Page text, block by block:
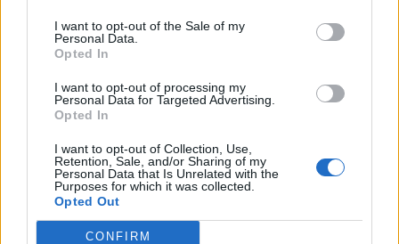
I want to opt-out of the Sale of my
Personal Data.
Opted In
I want to opt-out of processing my
Personal Data for Targeted Advertising.
Opted In
I want to opt-out of Collection, Use,
Retention, Sale, and/or Sharing of my
Personal Data that Is Unrelated with the
Purposes for which it was collected.
Opted Out
CONFIRM
dać szansę winowajcom na odkupienie.
Czytaj także:
Walka człowieka ze swoimi
podstawie Zbrodni i kary Fiodora
Dostojewskiego. W swojej odpowiedzi
uwzględnij również wybrany kontekst.
Motyw winy i kary w tradycji literackiej.